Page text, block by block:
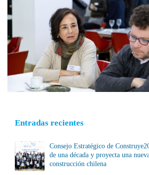
Entradas recientes
Consejo Estratégico de
de una década y proyecta una
construcción chilena